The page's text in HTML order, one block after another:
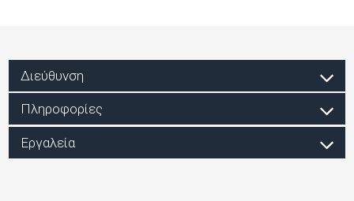
Διεύθυνση
Πληροφορίες
Εργαλεία